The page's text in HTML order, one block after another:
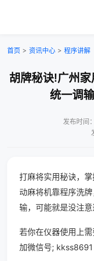
首页 > 资讯中心 > 程序讲解
胡牌秘诀!广州
统一调
发布时间
打麻将实用秘诀，
动麻将机靠程序洗
输，可能就是没注意
若你在仪器使用上
加微信号; kkss8691